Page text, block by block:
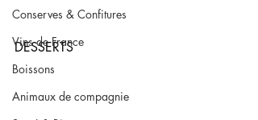
Conserves & Confitures
Vins de France
Boissons
Animaux de compagnie
DESSERTS